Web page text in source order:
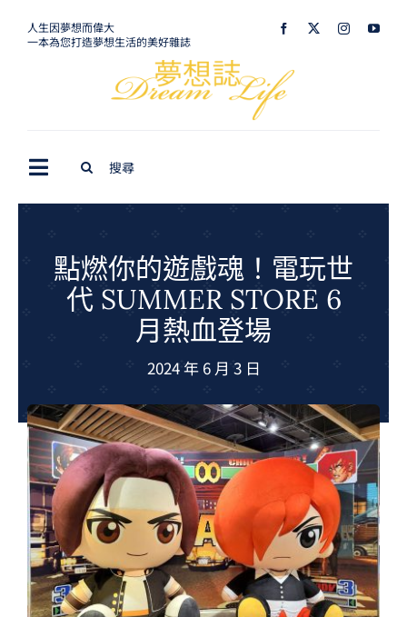
人生因夢想而偉大
一本為您打造夢想生活的美好雜誌
Toggle
Navigation
生活美學
室內設計
夢想TV
GCU大賽
夢想購物
點燃你的遊戲魂！電玩世
代 SUMMER STORE 6
月熱血登場
2024 年 6 月 3 日